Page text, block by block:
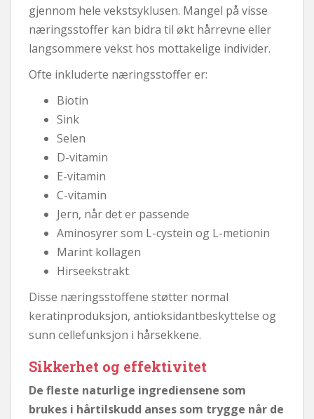
gjennom hele vekstsyklusen. Mangel på visse
næringsstoffer kan bidra til økt hårrevne eller
langsommere vekst hos mottakelige individer.
Ofte inkluderte næringsstoffer er:
Biotin
Sink
Selen
D-vitamin
E-vitamin
C-vitamin
Jern, når det er passende
Aminosyrer som L-cystein og L-metionin
Marint kollagen
Hirseekstrakt
Disse næringsstoffene støtter normal
keratinproduksjon, antioksidantbeskyttelse og
sunn cellefunksjon i hårsekkene.
Sikkerhet og effektivitet
De fleste naturlige ingrediensene som
brukes i hårtilskudd anses som trygge når de